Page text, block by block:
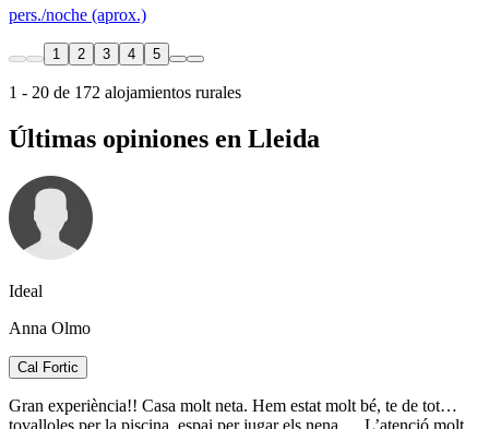
pers./noche (aprox.)
1 2 3 4 5
1 - 20 de 172 alojamientos rurales
Últimas opiniones en Lleida
Ideal
Anna Olmo
Cal Fortic
Gran experiència!! Casa molt neta. Hem estat molt bé, te de tot…
tovalloles per la piscina, espai per jugar els nena…. L’atenció molt